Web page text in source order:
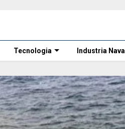
Tecnologia Industria Naval